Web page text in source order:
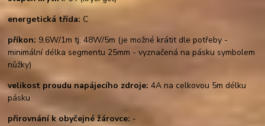
energetická třída: C
příkon: 9,6W/1m tj. 48W/5m (je možné krátit dle potřeby -
minimální délka segmentu 25mm - vyznačená na pásku symbolem
nůžky)
velikost proudu napájecího zdroje:4A na celkovou 5m délku
pásku
přirovnání k obyčejné žárovce: -